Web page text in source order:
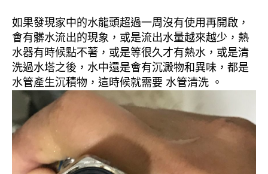
如果發現家中的水龍頭超過一周沒有使用再開啟，
會有髒水流出的現象，或是流出水量越來越少，熱
水器有時候點不著，或是等很久才有熱水，或是清
洗過水塔之後，水中還是會有沉澱物和異味，都是
水管產生沉積物，這時候就需要 水管清洗 。